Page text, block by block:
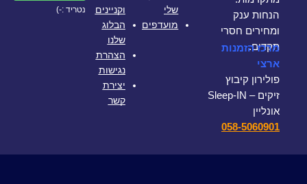
הנחות ענק
ומחירים חסרי
תקדים.
מרכז הזמנות
ארצי
פולירון קיבוץ
זיקים – Sleep-IN
אונליין
058-5060901
שלי
מועדפים
וקניינים
הבלוג
שלנו
הצהרת
נגישות
יצירת
קשר
נטריד :-)